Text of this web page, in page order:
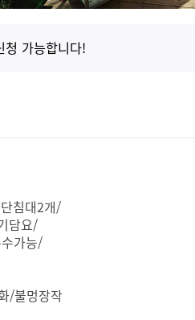
청 가능합니다!
침대2개/
담요/
가능/
/불멍장작